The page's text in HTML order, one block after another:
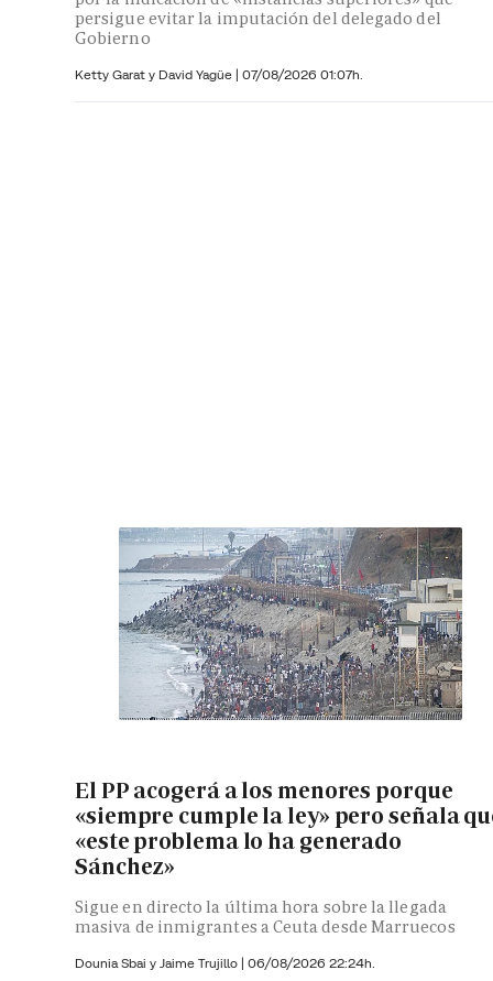
persigue evitar la imputación del delegado del
Gobierno
Ketty Garat y David Yagüe | 07/08/2026 01:07h.
El PP acogerá a los menores porque
«siempre cumple la ley» pero señala
«este problema lo ha generado
Sánchez»
Sigue en directo la última hora sobre la llegada
masiva de inmigrantes a Ceuta desde Marruecos
Dounia Sbai y Jaime Trujillo | 06/08/2026 22:24h.